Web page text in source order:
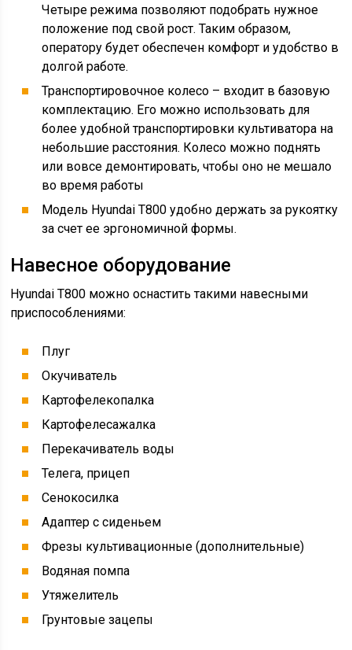
Четыре режима позволяют подобрать нужное
положение под свой рост. Таким образом,
оператору будет обеспечен комфорт и удобство в
долгой работе.
Транспортировочное колесо – входит в базовую
комплектацию. Его можно использовать для
более удобной транспортировки культиватора на
небольшие расстояния. Колесо можно поднять
или вовсе демонтировать, чтобы оно не мешало
во время работы
Модель Hyundai T800 удобно держать за рукоятку
за счет ее эргономичной формы.
Навесное оборудование
Hyundai T800 можно оснастить такими навесными
приспособлениями:
Плуг
Окучиватель
Картофелекопалка
Картофелесажалка
Перекачиватель воды
Телега, прицеп
Сенокосилка
Адаптер с сиденьем
Фрезы культивационные (дополнительные)
Водяная помпа
Утяжелитель
Грунтовые зацепы